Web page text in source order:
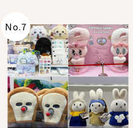
No.7